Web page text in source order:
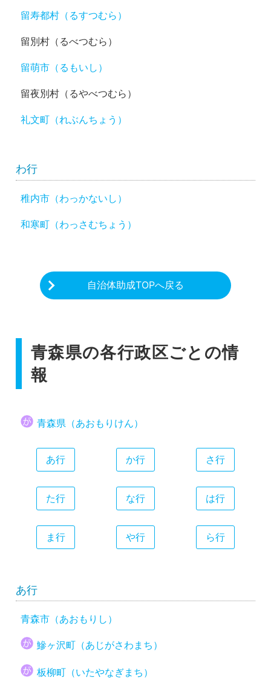
留寿都村（るすつむら）
留別村（るべつむら）
留萌市（るもいし）
留夜別村（るやべつむら）
礼文町（れぶんちょう）
わ行
稚内市（わっかないし）
和寒町（わっさむちょう）
自治体助成TOPへ戻る
青森県の各行政区ごとの情
報
青森県（あおもりけん）
あ行 か行 さ行
た行 な行 は行
ま行 や行 ら行
あ行
青森市（あおもりし）
鰺ヶ沢町（あじがさわまち）
板柳町（いたやなぎまち）